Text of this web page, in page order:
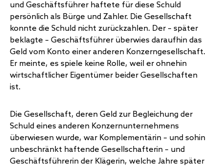
und Geschäftsführer haftete für diese Schuld
persönlich als Bürge und Zahler. Die Gesellschaft
konnte die Schuld nicht zurückzahlen. Der – später
beklagte – Geschäftsführer überwies daraufhin das
Geld vom Konto einer anderen Konzerngesellschaft.
Er meinte, es spiele keine Rolle, weil er ohnehin
wirtschaftlicher Eigentümer beider Gesellschaften
ist.
Die Gesellschaft, deren Geld zur Begleichung der
Schuld eines anderen Konzernunternehmens
überwiesen wurde, war Komplementärin – und sohin
unbeschränkt haftende Gesellschafterin – und
Geschäftsführerin der Klägerin, welche Jahre später